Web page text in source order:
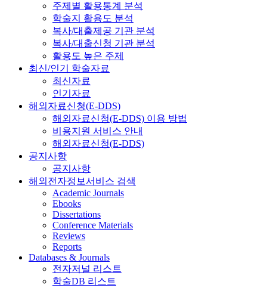
주제별 활용통계 분석
학술지 활용도 분석
복사/대출제공 기관 분석
복사/대출신청 기관 분석
활용도 높은 주제
최신/인기 학술자료
최신자료
인기자료
해외자료신청(E-DDS)
해외자료신청(E-DDS) 이용 방법
비용지원 서비스 안내
해외자료신청(E-DDS)
공지사항
공지사항
해외전자정보서비스 검색
Academic Journals
Ebooks
Dissertations
Conference Materials
Reviews
Reports
Databases & Journals
전자저널 리스트
학술DB 리스트